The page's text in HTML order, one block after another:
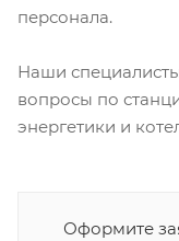
персонала.
Наши
вопросы по
энергетики и
Оформите